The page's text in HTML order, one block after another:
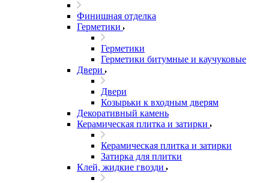
Финишная отделка
Герметики
Герметики
Герметики битумные и каучуковые
Двери
Двери
Козырьки к входным дверям
Декоративный камень
Керамическая плитка и затирки
Керамическая плитка и затирки
Затирка для плитки
Клей, жидкие гвозди